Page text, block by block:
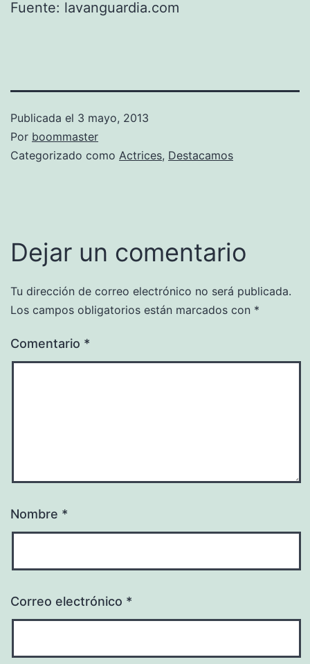
Fuente: lavanguardia.com
Publicada el 3 mayo, 2013
Por boommaster
Categorizado como Actrices, Destacamos
Dejar un comentario
Tu dirección de correo electrónico no será publicada.
Los campos obligatorios están marcados con *
Comentario *
Nombre *
Correo electrónico *